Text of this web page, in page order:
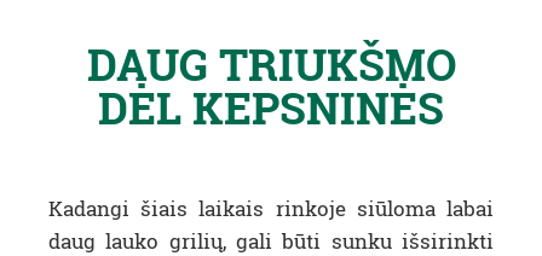
DAUG TRIUKŠMO
DĖL KEPSNINĖS
Kadangi šiais laikais rinkoje siūloma labai
daug lauko grilių, gali būti sunku išsirinkti